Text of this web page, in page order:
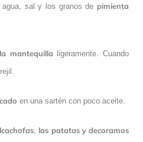
sal y los granos de pimienta
mantequilla ligeramente. Cuando
en una sartén con poco aceite.
las patatas y decoramos